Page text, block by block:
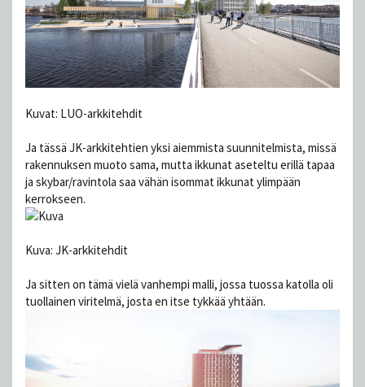
Kuvat: LUO-arkkitehdit
Ja tässä JK-arkkitehtien yksi aiemmista suunnitelmista, missä
rakennuksen muoto sama, mutta ikkunat aseteltu erillä tapaa
ja skybar/ravintola saa vähän isommat ikkunat ylimpään
kerrokseen.
Kuva: JK-arkkitehdit
Ja sitten on tämä vielä vanhempi malli, jossa tuossa katolla oli
tuollainen viritelmä, josta en itse tykkää yhtään.